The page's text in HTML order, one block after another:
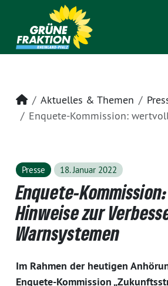
Startseite
Aktuelles & Themen
Enquete-Kommission: wertvolle Hinweise zur
Presse 18. Januar 2022
Enquete-
Hinweise zur
Warnsystemen
Im Rahmen der heutigen
Enquete-Kommission